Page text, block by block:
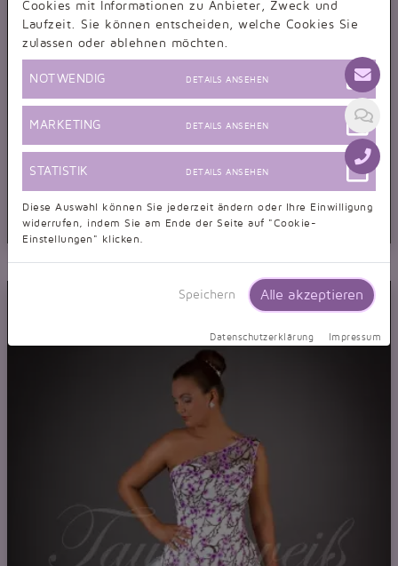
Cookies mit Informationen zu Anbieter, Zweck und
Laufzeit. Sie können entscheiden, welche Cookies Sie
zulassen oder ablehnen möchten.
NOTWENDIG DETAILS ANSEHEN
MARKETING DETAILS ANSEHEN
STATISTIK DETAILS ANSEHEN
Diese Auswahl können Sie jederzeit ändern oder Ihre Einwilligung
widerrufen, indem Sie am Ende der Seite auf "Cookie-
Einstellungen" klicken.
Speichern Alle akzeptieren
Datenschutzerklärung Impressum